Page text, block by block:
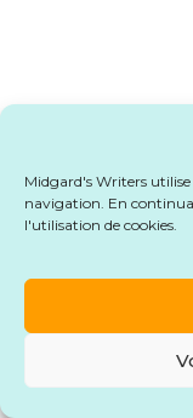
Midgard's Writers
navigation. En
l'utilisation de cookies.